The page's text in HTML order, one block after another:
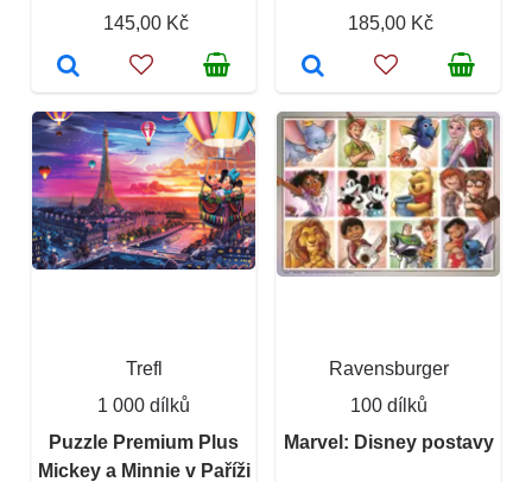
145,00 Kč
185,00 Kč
Trefl
1 000 dílků
Puzzle Premium Plus
Mickey a Minnie v Paříži
Ravensburger
100 dílků
Marvel: Disney postavy